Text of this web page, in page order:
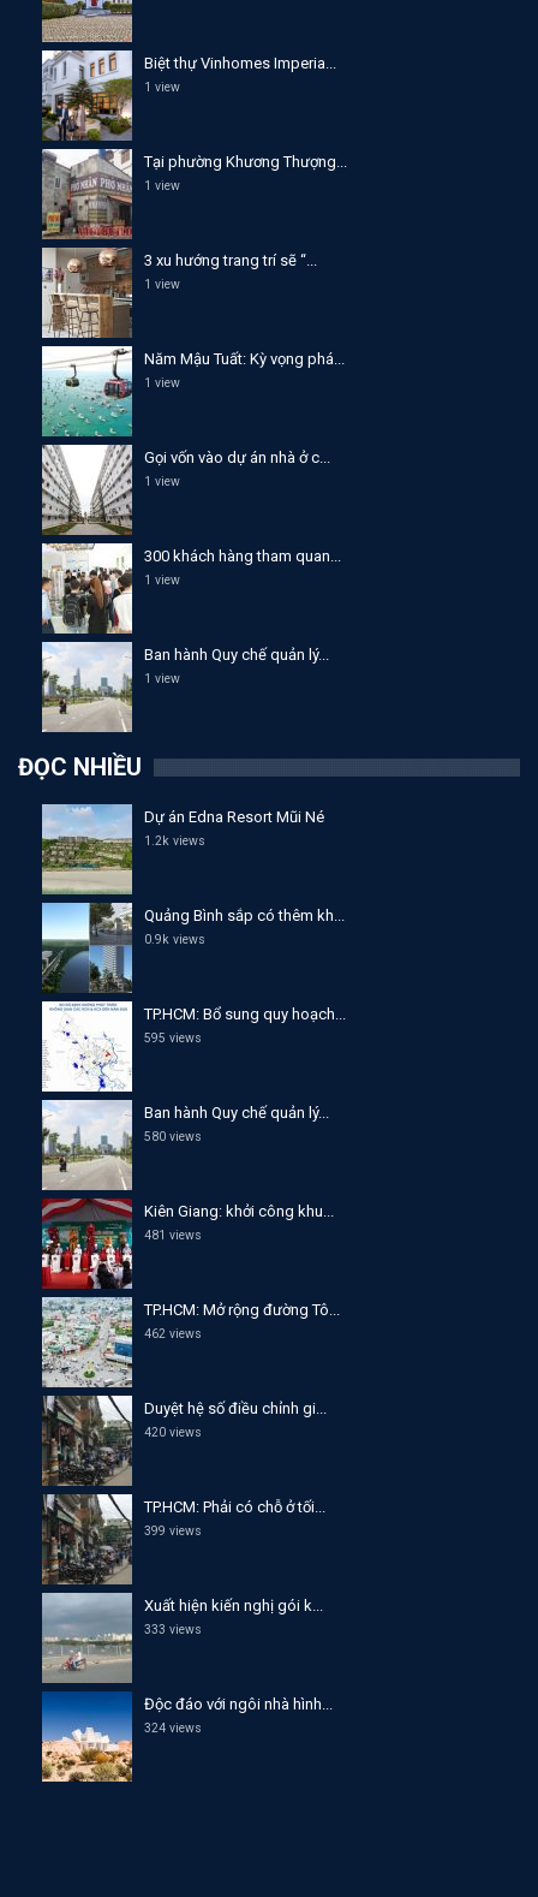
Biệt thự Vinhomes Imperia...
1 view
Tại phường Khương Thượng...
1 view
3 xu hướng trang trí sẽ “...
1 view
Năm Mậu Tuất: Kỳ vọng phá...
1 view
Gọi vốn vào dự án nhà ở c...
1 view
300 khách hàng tham quan...
1 view
Ban hành Quy chế quản lý...
1 view
ĐỌC NHIỀU
Dự án Edna Resort Mũi Né
1.2k views
Quảng Bình sắp có thêm kh...
0.9k views
TP.HCM: Bổ sung quy hoạch...
595 views
Ban hành Quy chế quản lý...
580 views
Kiên Giang: khởi công khu...
481 views
TP.HCM: Mở rộng đường Tô...
462 views
Duyệt hệ số điều chỉnh gi...
420 views
TP.HCM: Phải có chỗ ở tối...
399 views
Xuất hiện kiến nghị gói k...
333 views
Độc đáo với ngôi nhà hình...
324 views